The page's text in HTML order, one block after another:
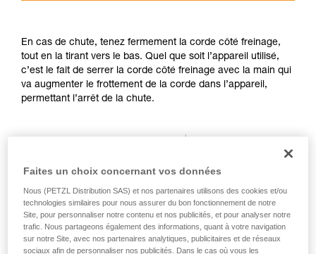
consulter. Vous devez avoir compris les
informations de la notice technique pour
pouvoir comprendre ce complément
d’informations.
Maîtriser ces techniques nécessite une
la manipulation, seul, en toute sécurité, avant
que nous ne décrivons pas ici.
En cas de chute, tenez fermement la corde côté freinage,
tout en la tirant vers le bas. Quel que soit l’appareil utilisé,
c’est le fait de serrer la corde côté freinage avec la main qui
va augmenter le frottement de la corde dans l’appareil,
permettant l’arrêt de la chute.
Faites un choix concernant vos données
Nous (PETZL Distribution SAS) et nos partenaires utilisons des cookies et/ou
technologies similaires pour nous assurer du bon fonctionnement de notre
Site, pour personnaliser notre contenu et nos publicités, et pour analyser notre
trafic. Nous partageons également des informations, quant à votre navigation
sur notre Site, avec nos partenaires analytiques, publicitaires et de réseaux
sociaux afin de personnaliser nos publicités. Dans le cas où vous les